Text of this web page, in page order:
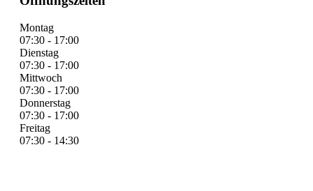
Montag
07:30 - 17:00
Dienstag
07:30 - 17:00
Mittwoch
07:30 - 17:00
Donnerstag
07:30 - 17:00
Freitag
07:30 - 14:30